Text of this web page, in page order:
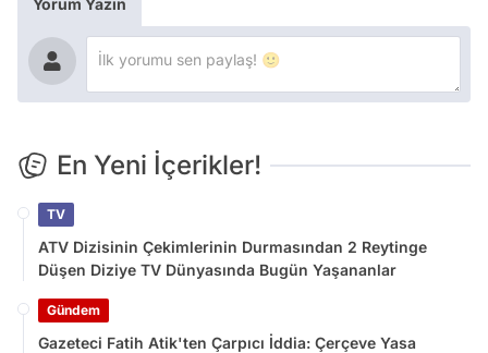
En Yeni İçerikler!
TV
ATV Dizisinin Çekimlerinin Durmasından 2 Reytinge
Düşen Diziye TV Dünyasında Bugün Yaşananlar
Gündem
Gazeteci Fatih Atik'ten Çarpıcı İddia: Çerçeve Yasa